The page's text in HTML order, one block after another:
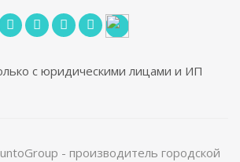
с юридическими лицами и ИП
- производитель городской